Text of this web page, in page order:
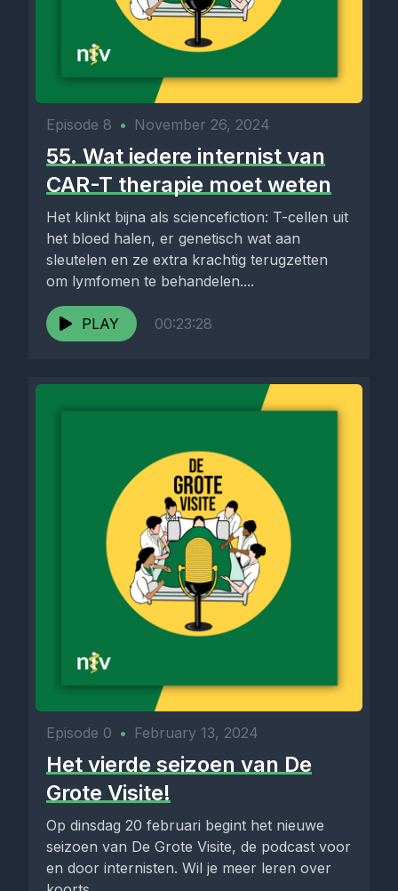
Episode 8 • November 26, 2024
55. Wat iedere internist van
CAR-T therapie moet weten
Het klinkt bijna als sciencefiction: T-cellen uit
het bloed halen, er genetisch wat aan
sleutelen en ze extra krachtig terugzetten
om lymfomen te behandelen....
PLAY 00:23:28
Episode 0 • February 13, 2024
Het vierde seizoen van De
Grote Visite!
Op dinsdag 20 februari begint het nieuwe
seizoen van De Grote Visite, de podcast voor
en door internisten. Wil je meer leren over